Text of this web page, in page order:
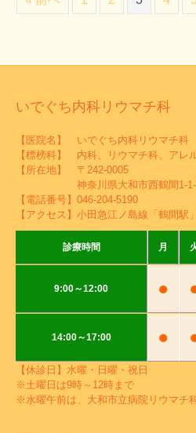
いでぐち内科リウマチ科
【医院名】 いでぐち内科リウマチ科
【標榜科】 内科、リウマチ科、アレ
【所在地】 〒242-0005
神奈川県大和市西鶴間1-1-
【電話番号】 046-204-5190
【アクセス】小田急江ノ島線「鶴間駅
診療時間 月
9:00～12:00 ●
14:00～17:00 ●
【休診日】水曜・日曜・祝日
※土曜日は9時～12時まで
※水曜午前は、大和市立病院リウマチ